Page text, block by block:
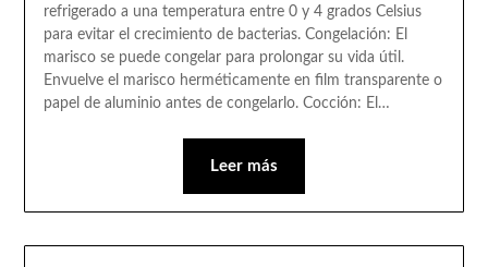
refrigerado a una temperatura entre 0 y 4 grados Celsius
para evitar el crecimiento de bacterias. Congelación: El
marisco se puede congelar para prolongar su vida útil.
Envuelve el marisco herméticamente en film transparente o
papel de aluminio antes de congelarlo. Cocción: El…
Leer más